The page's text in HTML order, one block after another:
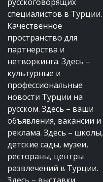
специалистов в Турции.
Качественное
пространство для
партнерства и
нетворкинга. Здесь –
культурные и
профессиональные
новости Турции на
русском. Здесь – ваши
объявления, вакансии и
реклама. Здесь – школы,
детские сады, музеи,
рестораны, центры
развлечений в Турции.